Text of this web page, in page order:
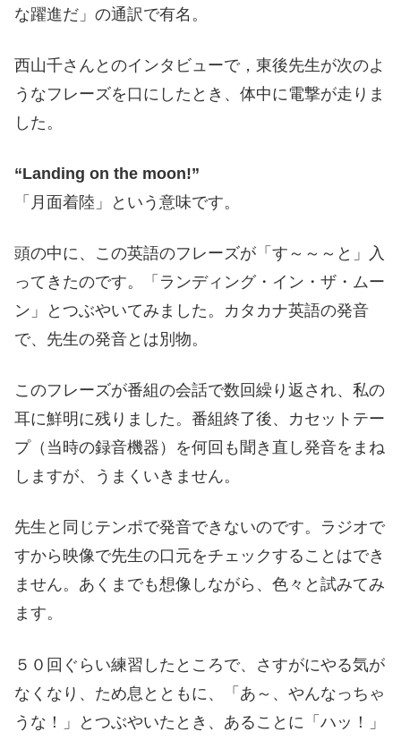
な躍進だ」の通訳で有名。
西山千さんとのインタビューで，東後先生が次のよ
うなフレーズを口にしたとき、体中に電撃が走りま
した。
“Landing on the moon!”
「月面着陸」という意味です。
頭の中に、この英語のフレーズが「す～～～と」入
ってきたのです。「ランディング・イン・ザ・ムー
ン」とつぶやいてみました。カタカナ英語の発音
で、先生の発音とは別物。
このフレーズが番組の会話で数回繰り返され、私の
耳に鮮明に残りました。番組終了後、カセットテー
プ（当時の録音機器）を何回も聞き直し発音をまね
しますが、うまくいきません。
先生と同じテンポで発音できないのです。ラジオで
すから映像で先生の口元をチェックすることはでき
ません。あくまでも想像しながら、色々と試みてみ
ます。
５０回ぐらい練習したところで、さすがにやる気が
なくなり、ため息とともに、「あ～、やんなっちゃ
うな！」とつぶやいたとき、あることに「ハッ！」